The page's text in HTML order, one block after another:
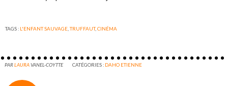
TAGS : L'ENFANT SAUVAGE ,TRUFFAUT,CINÉMA
PARLAURAVANEL-COYTTE CATÉGORIES : DAHO ETIENNE